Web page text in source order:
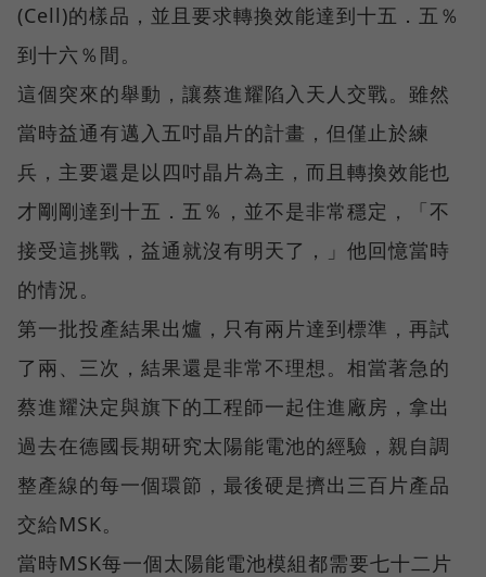
(Cell)的樣品，並且要求轉換效能達到十五．五％
到十六％間。
這個突來的舉動，讓蔡進耀陷入天人交戰。雖然
當時益通有邁入五吋晶片的計畫，但僅止於練
兵，主要還是以四吋晶片為主，而且轉換效能也
才剛剛達到十五．五％，並不是非常穩定，「不
接受這挑戰，益通就沒有明天了，」他回憶當時
的情況。
第一批投產結果出爐，只有兩片達到標準，再試
了兩、三次，結果還是非常不理想。相當著急的
蔡進耀決定與旗下的工程師一起住進廠房，拿出
過去在德國長期研究太陽能電池的經驗，親自調
整產線的每一個環節，最後硬是擠出三百片產品
交給MSK。
當時MSK每一個太陽能電池模組都需要七十二片